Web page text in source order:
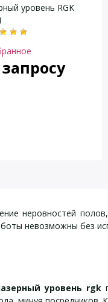
уровень RGK
неровностей
невозможны без
уровень rgk